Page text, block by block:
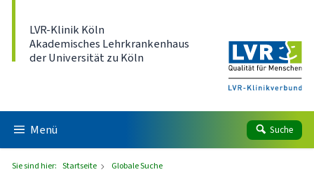
LVR-Klinik Köln
Akademisches Lehrkrankenhaus
der Universität zu Köln
Menü Suche
Sie sind hier: Startseite Globale Suche